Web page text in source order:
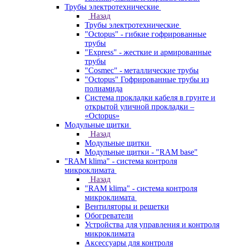
Трубы электротехнические
Назад
Трубы электротехнические
"Octopus" - гибкие гофрированные
трубы
"Express" - жесткие и армированные
трубы
"Cosmec" - металлические трубы
"Octopus" Гофрированные трубы из
полиамида
Система прокладки кабеля в грунте и
открытой уличной прокладки –
«Octopus»
Модульные щитки
Назад
Модульные щитки
Модульные щитки - "RAM base"
"RAM klima" - система контроля
микроклимата
Назад
"RAM klima" - система контроля
микроклимата
Вентиляторы и решетки
Обогреватели
Устройства для управления и контроля
микроклимата
Аксессуары для контроля